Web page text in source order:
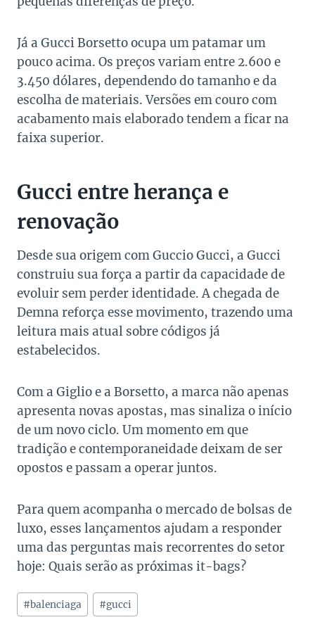
Já a Gucci Borsetto ocupa um patamar um
pouco acima. Os preços variam entre 2.600 e
3.450 dólares, dependendo do tamanho e da
escolha de materiais. Versões em couro com
acabamento mais elaborado tendem a ficar na
faixa superior.
Gucci entre herança e
renovação
Desde sua origem com Guccio Gucci, a Gucci
construiu sua força a partir da capacidade de
evoluir sem perder identidade. A chegada de
Demna reforça esse movimento, trazendo uma
leitura mais atual sobre códigos já
estabelecidos.
Com a Giglio e a Borsetto, a marca não apenas
apresenta novas apostas, mas sinaliza o início
de um novo ciclo. Um momento em que
tradição e contemporaneidade deixam de ser
opostos e passam a operar juntos.
Para quem acompanha o mercado de bolsas de
luxo, esses lançamentos ajudam a responder
uma das perguntas mais recorrentes do setor
hoje: Quais serão as próximas it-bags?
Tags
do
#balenciaga #gucci